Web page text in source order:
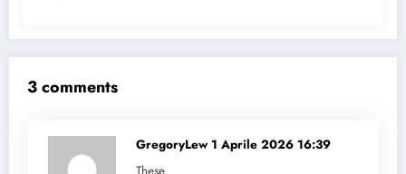
3 comments
GregoryLew 1 Aprile 2026 16:39